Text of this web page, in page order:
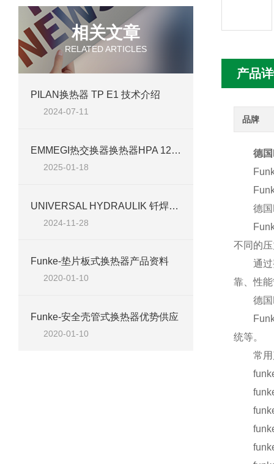
AC-motoren交流电机FCA 132S-4/
AC-motoren交流电机ACM 160M-4参
AC-MOTOREN电机FCPA 71B-2参数
相关文章
RELATED ARTICLES
PILAN换热器 TP E1 技术介绍
2024-07-11
EMMEGI热交换器换热器HPA 12型号技术参数简单介绍
2025-01-18
UNIVERSAL HYDRAULIK 钎焊板式换热器 PWT-10 的性能
2024-11-28
Funke-垫片板式换热器产品资料
2020-01-10
Funke-安全壳管式换热器优势供应
2020-01-10
产品
品牌
德
Funke
Funke
德国
Funke
不同的
通过整
靠、性
德国
Funke
统等。
常用
funke
funke
funke
funke
funke